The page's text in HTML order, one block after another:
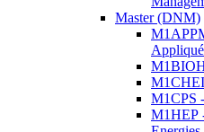
Master (DNM)
M1CPS
M1HEP